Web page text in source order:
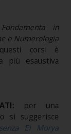
Fondamenta in
e Numerologia
corsi è
più esaustiva
per una
si suggerisce
El Morya